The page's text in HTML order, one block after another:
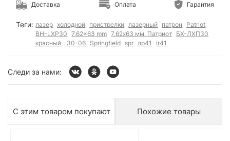
Доставка Оплата Гарантия
Теги: лазер холодной пристрелки лазерный патрон
Patriot
BH-LXP30
7.62x63 mm 7.62х63 мм. Патриот БХ-ЛХП30
красный .30-06 Springfield spr лр41 lr41
Следи за нами:
С этим товаром покупают Похожие товары